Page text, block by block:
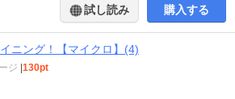
試し読み 購入する
ニング！【マイクロ】(4)
ジ |130pt